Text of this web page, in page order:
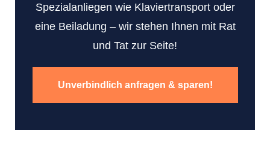
Spezialanliegen wie Klaviertransport oder
eine Beiladung – wir stehen Ihnen mit Rat
und Tat zur Seite!
Unverbindlich anfragen & sparen!